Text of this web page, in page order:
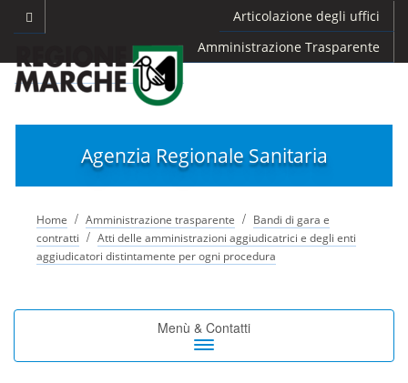
Articolazione degli uffici
Amministrazione Trasparente
Agenzia Regionale Sanitaria
Home / Amministrazione trasparente / Bandi di gara e
contratti / Atti delle amministrazioni aggiudicatrici e degli enti
aggiudicatori distintamente per ogni procedura
Toggle
navigation
Menù & Contatti